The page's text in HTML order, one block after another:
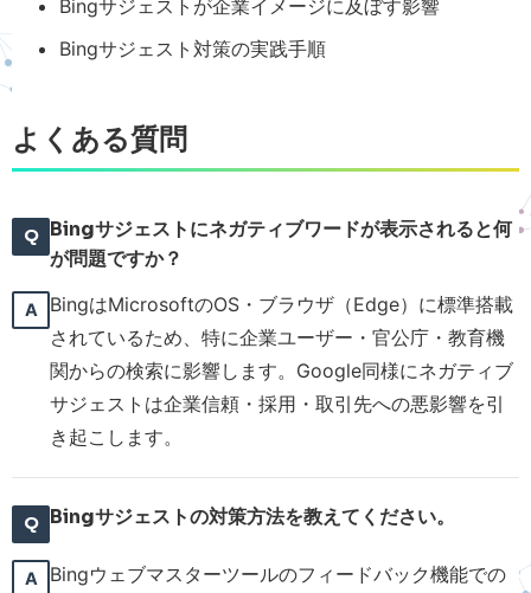
Bingサジェストが企業イメージに及ぼす影響
Bingサジェスト対策の実践手順
よくある質問
Bingサジェストにネガティブワードが表示されると何
が問題ですか？
BingはMicrosoftのOS・ブラウザ（Edge）に標準搭載
されているため、特に企業ユーザー・官公庁・教育機
関からの検索に影響します。Google同様にネガティブ
サジェストは企業信頼・採用・取引先への悪影響を引
き起こします。
Bingサジェストの対策方法を教えてください。
Bingウェブマスターツールのフィードバック機能での